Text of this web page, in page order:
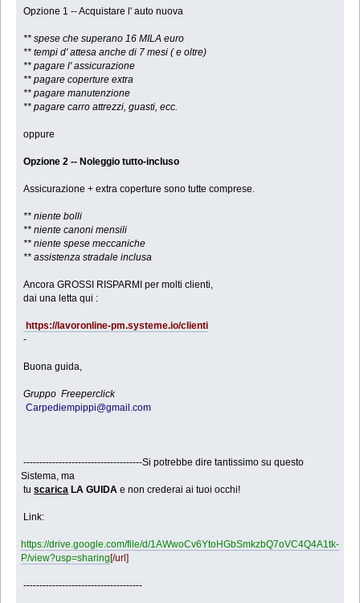
Opzione 1 -- Acquistare l' auto nuova
** spese che superano 16 MILA euro
** tempi d' attesa anche di 7 mesi ( e oltre)
** pagare l' assicurazione
** pagare coperture extra
** pagare manutenzione
** pagare carro attrezzi, guasti, ecc.
oppure
Opzione 2 -- Noleggio tutto-incluso
Assicurazione + extra coperture sono tutte comprese.
** niente bolli
** niente canoni mensili
** niente spese meccaniche
** assistenza stradale inclusa
Ancora GROSSI RISPARMI per molti clienti,
dai una letta qui :
https://lavoronline-pm.systeme.io/clienti
-
Buona guida,
Gruppo Freeperclick
Carpediempippi@gmail.com
-------------------------------------Si potrebbe dire tantissimo su questo
Sistema, ma
tuscarica LA GUIDA e non crederai ai tuoi occhi!
Link:
https://drive.google.com/file/d/1AWwoCv6YtoHGbSmkzbQ7oVC4Q4A1tk-
P/view?usp=sharing[/url]
-------------------------------------